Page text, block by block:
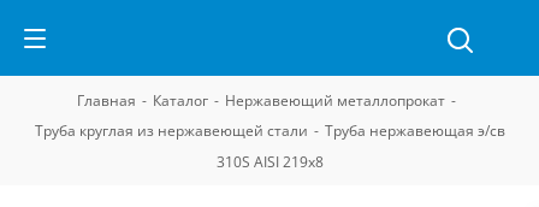
Главная - Каталог - Нержавеющий металлопрокат -
Труба круглая из нержавеющей стали - Труба нержавеющая э/св
310S AISI 219х8